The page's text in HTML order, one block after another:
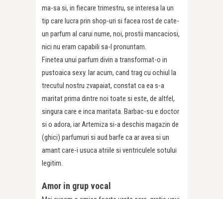
ma-sa si, in fiecare trimestru, se interesa la un
tip care lucra prin shop-uri si facea rost de cate-
un parfum al carui nume, noi, prostii mancaciosi,
nici nu eram capabili sa-l pronuntam.
Finetea unui parfum divin a transformat-o in
pustoaica sexy. Iar acum, cand trag cu ochiul la
trecutul nostru zvapaiat, constat ca ea s-a
maritat prima dintre noi toate si este, de altfel,
singura care e inca maritata. Barbac-su e doctor
si o adora, iar Artemiza si-a deschis magazin de
(ghici) parfumuri si aud barfe ca ar avea si un
amant care-i usuca atriile si ventriculele sotului
legitim.
Amor in grup vocal